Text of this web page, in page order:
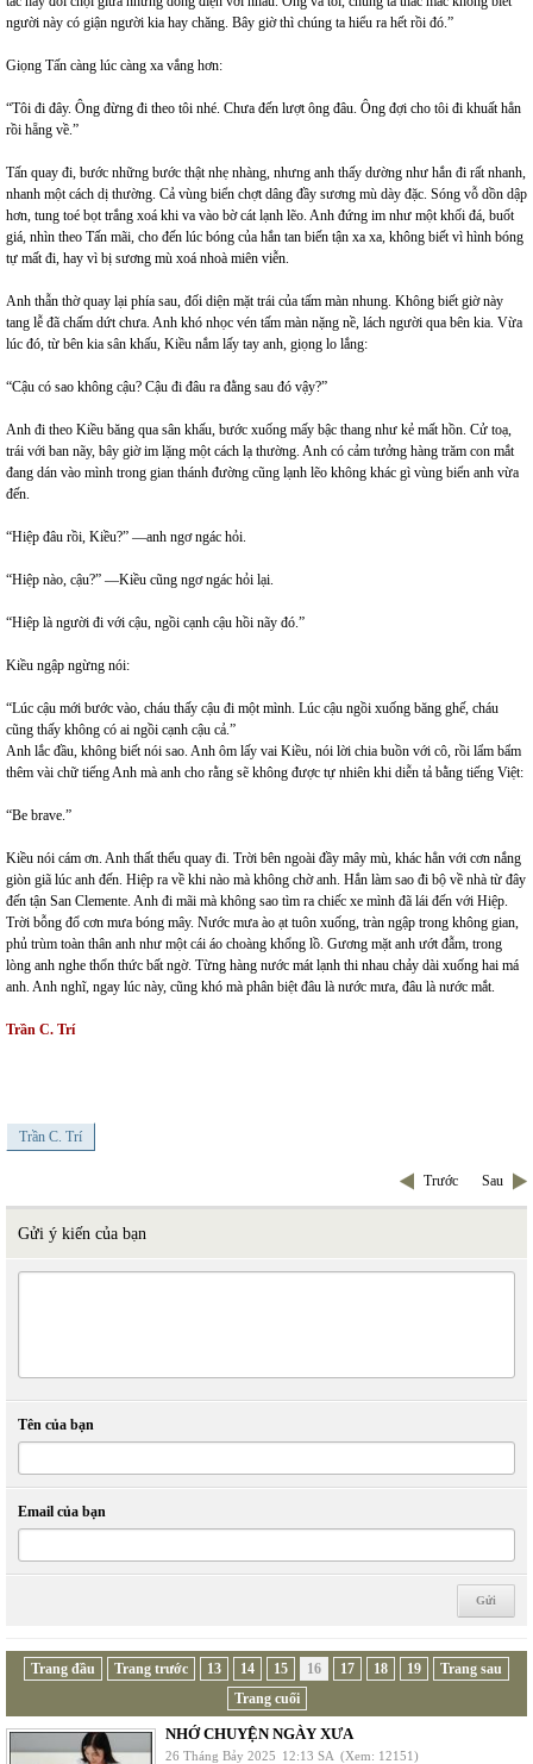
người này có giận người kia hay chăng. Bây giờ thì chúng ta hiểu ra hết rồi đó.”
Giọng Tấn càng lúc càng xa vắng hơn:
“Tôi đi đây. Ông đừng đi theo tôi nhé. Chưa đến lượt ông đâu. Ông đợi cho tôi đi khuất hẳn
rồi hẵng về.”
Tấn quay đi, bước những bước thật nhẹ nhàng, nhưng anh thấy dường như hắn đi rất nhanh,
nhanh một cách dị thường. Cả vùng biển chợt dâng đầy sương mù dày đặc. Sóng vỗ dồn dập
hơn, tung toé bọt trắng xoá khi va vào bờ cát lạnh lẽo. Anh đứng im như một khối đá, buốt
giá, nhìn theo Tấn mãi, cho đến lúc bóng của hắn tan biến tận xa xa, không biết vì hình bóng
tự mất đi, hay vì bị sương mù xoá nhoà miên viễn.
Anh thẫn thờ quay lại phía sau, đối diện mặt trái của tấm màn nhung. Không biết giờ này
tang lễ đã chấm dứt chưa. Anh khó nhọc vén tấm màn nặng nề, lách người qua bên kia. Vừa
lúc đó, từ bên kia sân khấu, Kiều nắm lấy tay anh, giọng lo lắng:
“Cậu có sao không cậu? Cậu đi đâu ra đằng sau đó vậy?”
Anh đi theo Kiều băng qua sân khấu, bước xuống mấy bậc thang như kẻ mất hồn. Cử toạ,
trái với ban nãy, bây giờ im lặng một cách lạ thường. Anh có cảm tưởng hàng trăm con mắt
đang dán vào mình trong gian thánh đường cũng lạnh lẽo không khác gì vùng biển anh vừa
đến.
“Hiệp đâu rồi, Kiều?” —anh ngơ ngác hỏi.
“Hiệp nào, cậu?” —Kiều cũng ngơ ngác hỏi lại.
“Hiệp là người đi với cậu, ngồi cạnh cậu hồi nãy đó.”
Kiều ngập ngừng nói:
“Lúc cậu mới bước vào, cháu thấy cậu đi một mình. Lúc cậu ngồi xuống băng ghế, cháu
cũng thấy không có ai ngồi cạnh cậu cả.”
Anh lắc đầu, không biết nói sao. Anh ôm lấy vai Kiều, nói lời chia buồn với cô, rồi lẩm bẩm
thêm vài chữ tiếng Anh mà anh cho rằng sẽ không được tự nhiên khi diễn tả bằng tiếng Việt:
“Be brave.”
Kiều nói cám ơn. Anh thất thểu quay đi. Trời bên ngoài đầy mây mù, khác hẳn với cơn nắng
giòn giã lúc anh đến. Hiệp ra về khi nào mà không chờ anh. Hắn làm sao đi bộ về nhà từ đây
đến tận San Clemente. Anh đi mãi mà không sao tìm ra chiếc xe mình đã lái đến với Hiệp.
Trời bỗng đổ cơn mưa bóng mây. Nước mưa ào ạt tuôn xuống, tràn ngập trong không gian,
phủ trùm toàn thân anh như một cái áo choàng khổng lồ. Gương mặt anh ướt đẫm, trong
lòng anh nghe thổn thức bất ngờ. Từng hàng nước mát lạnh thi nhau chảy dài xuống hai má
anh. Anh nghĩ, ngay lúc này, cũng khó mà phân biệt đâu là nước mưa, đâu là nước mắt.
Trần C. Trí
Trần C. Trí
Trước Sau
Gửi ý kiến của bạn
Tên của bạn
Email của bạn
Trang đầu Trang trước 13 14 15 16 17 18 19
Trang sau
Trang cuối
NHỚ CHUYỆN NGÀY XƯA
26 Tháng Bảy 2025 12:13 SA (Xem: 12151)